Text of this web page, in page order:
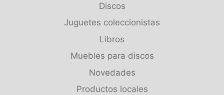
Discos
Juguetes coleccionistas
Libros
Muebles para discos
Novedades
Productos locales